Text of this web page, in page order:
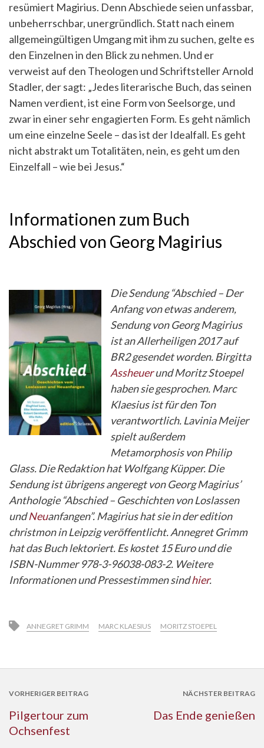
resümiert Magirius. Denn Abschiede seien unfassbar,
unbeherrschbar, unergründlich. Statt nach einem
allgemeingültigen Umgang mit ihm zu suchen, gelte es
den Einzelnen in den Blick zu nehmen. Und er
verweist auf den Theologen und Schriftsteller Arnold
Stadler, der sagt: „Jedes literarische Buch, das seinen
Namen verdient, ist eine Form von Seelsorge, und
zwar in einer sehr engagierten Form. Es geht nämlich
um eine einzelne Seele – das ist der Idealfall. Es geht
nicht abstrakt um Totalitäten, nein, es geht um den
Einzelfall – wie bei Jesus.“
Informationen zum Buch
Abschied von Georg Magirius
Die Sendung “Abschied – Der
Anfang von etwas anderem,
Sendung von Georg Magirius
ist an Allerheiligen 2017 auf
BR2 gesendet worden. Birgitta
Assheuerund Moritz Stoepel
haben sie gesprochen. Marc
Klaesius ist für den Ton
verantwortlich. Lavinia Meijer
spielt außerdem
Metamorphosis von Philip
Glass. Die Redaktion hat Wolfgang Küpper. Die
Sendung ist übrigens angeregt von Georg Magirius’
Anthologie “Abschied – Geschichten von Loslassen
undNeuanfangen”. Magirius hat sie in der edition
christmon in Leipzig veröffentlicht. Annegret Grimm
hat das Buch lektoriert. Es kostet 15 Euro und die
ISBN-Nummer 978-3-96038-083-2. Weitere
Informationen und Pressestimmen sindhier.
ANNEGRET GRIMM MARC KLAESIUS MORITZ STOEPEL
VORHERIGER BEITRAG
Pilgertour zum
Ochsenfest
NÄCHSTER BEITRAG
Das Ende genießen